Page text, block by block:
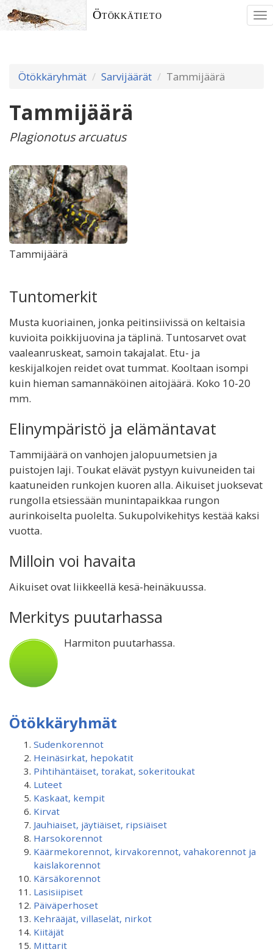
Ötökkätieto
Ötökkäryhmät Sarvijäärät Tammijäärä
Tammijäärä
Plagionotus arcuatus
Tammijäärä
Tuntomerkit
Musta kuoriainen, jonka peitinsiivissä on keltaisia
kuvioita poikkijuovina ja täplinä. Tuntosarvet ovat
vaaleanruskeat, samoin takajalat. Etu- ja
keskijalkojen reidet ovat tummat. Kooltaan isompi
kuin hieman samannäköinen aitojäärä. Koko 10-20
mm.
Elinympäristö ja elämäntavat
Tammijäärä on vanhojen jalopuumetsien ja
puistojen laji. Toukat elävät pystyyn kuivuneiden tai
kaatuneiden runkojen kuoren alla. Aikuiset juoksevat
rungolla etsiessään munintapaikkaa rungon
aurinkoiselta puolelta. Sukupolvikehitys kestää kaksi
vuotta.
Milloin voi havaita
Aikuiset ovat liikkeellä kesä-heinäkuussa.
Merkitys puutarhassa
Harmiton puutarhassa.
Ötökkäryhmät
Sudenkorennot
Heinäsirkat, hepokatit
Pihtihäntäiset, torakat, sokeritoukat
Luteet
Kaskaat, kempit
Kirvat
Jauhiaiset, jäytiäiset, ripsiäiset
Harsokorennot
Käärmekorennot, kirvakorennot, vahakorennot ja
kaislakorennot
Kärsäkorennot
Lasisiipiset
Päiväperhoset
Kehrääjät, villaselät, nirkot
Kiitäjät
Mittarit